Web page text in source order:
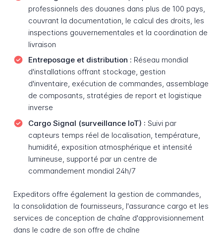
professionnels des douanes dans plus de 100 pays,
couvrant la documentation, le calcul des droits, les
inspections gouvernementales et la coordination de
livraison
Entreposage et distribution : Réseau mondial
d'installations offrant stockage, gestion
d'inventaire, exécution de commandes, assemblage
de composants, stratégies de report et logistique
inverse
Cargo Signal (surveillance IoT) : Suivi par
capteurs temps réel de localisation, température,
humidité, exposition atmosphérique et intensité
lumineuse, supporté par un centre de
commandement mondial 24h/7
Expeditors offre également la gestion de commandes,
la consolidation de fournisseurs, l'assurance cargo et les
services de conception de chaîne d'approvisionnement
dans le cadre de son offre de chaîne